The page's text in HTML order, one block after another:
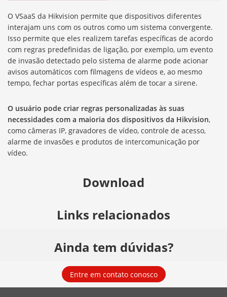
O VSaaS da Hikvision permite que dispositivos diferentes
interajam uns com os outros como um sistema convergente.
Isso permite que eles realizem tarefas específicas de acordo
com regras predefinidas de ligação, por exemplo, um evento
de invasão detectado pelo sistema de alarme pode acionar
avisos automáticos com filmagens de vídeos e, ao mesmo
tempo, fechar portas específicas além de tocar a sirene.
O usuário pode criar regras personalizadas às suas
necessidades com a maioria dos dispositivos da Hikvision,
como câmeras IP, gravadores de vídeo, controle de acesso,
alarme de invasões e produtos de intercomunicação por
vídeo.
Download
Links relacionados
Ainda tem dúvidas?
Entre em contato conosco